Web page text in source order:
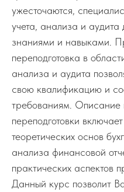
ужесточаются,
учета, анализа и
знаниями и навыками.
переподготовка в
анализа и аудита
свою квалификацию и
требованиям. Описание
переподготовки
теоретических основ
анализа финансовой
практических аспектов
Данный курс позволит